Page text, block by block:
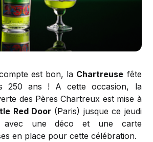
est bon, la Chartreuse fête
250 ans ! A cette occasion, la
des Pères Chartreux est mise à
Red Door (Paris) jusque ce jeudi
avec une déco et une carte
en place pour cette célébration.